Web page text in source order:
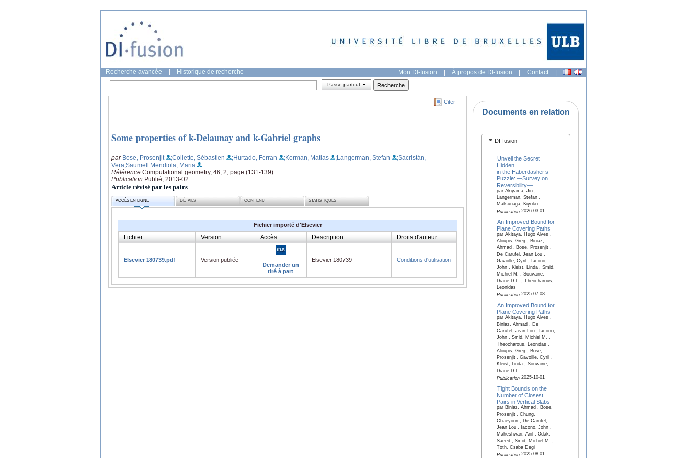
Recherche avancée Historique de recherche Mon DI-fusion | À propos de DI-fusion | Contact |
Passe-partout
Citer
Some properties of k-Delaunay and k-Gabriel graphs
par Bose, Prosenjit ;Collette, Sébastien ;Hurtado, Ferran ;Korman, Matias ;Langerman, Stefan
;Sacristán,
Vera;Saumell Mendiola, Maria
Référence Computational geometry, 46, 2, page (131-139)
Publication Publié, 2013-02
Article révisé par les pairs
ACCÈS EN LIGNE DÉTAILS CONTENU STATISTIQUES
Fichier importé d'Elsevier
Fichier Version Accès Description Droits d'auteur
Elsevier 180739.pdf
Version publiée
Demander un
tiré à part
Elsevier 180739 Conditions d'utilisation
Documents en relation
DI-fusion
Unveil the Secret
Hidden
in the Haberdasher’s
Puzzle: —Survey on
Reversibility—
par Akiyama, Jin ,
Langerman, Stefan ,
Matsunaga, Kiyoko
Publication2026-03-01
An Improved Bound for
Plane Covering Paths
par Akitaya, Hugo Alves ,
Aloupis, Greg , Biniaz,
Ahmad , Bose, Prosenjit ,
De Carufel, Jean Lou ,
Gavoille, Cyril , Iacono,
John , Kleist, Linda , Smid,
Michiel M. , Souvaine,
Diane D.L. , Theocharous,
Leonidas
Publication2025-07-08
An Improved Bound for
Plane Covering Paths
par Akitaya, Hugo Alves ,
Biniaz, Ahmad , De
Carufel, Jean Lou , Iacono,
John , Smid, Michiel M. ,
Theocharous, Leonidas ,
Aloupis, Greg , Bose,
Prosenjit , Gavoille, Cyril ,
Kleist, Linda , Souvaine,
Diane D.L.
Publication2025-10-01
Tight Bounds on the
Number of Closest
Pairs in Vertical Slabs
par Biniaz, Ahmad , Bose,
Prosenjit , Chung,
Chaeyoon , De Carufel,
Jean Lou , Iacono, John ,
Maheshwari, Anil , Odak,
Saeed , Smid, Michiel M. ,
Tóth, Csaba Dégi
Publication2025-08-01